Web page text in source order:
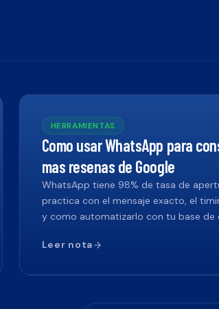
HERRAMIENTAS
Como usar WhatsApp para
mas resenas de Google
WhatsApp tiene 98% de tasa de
practica con el mensaje exacto, el
y como automatizarlo con tu base de
Leer nota